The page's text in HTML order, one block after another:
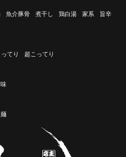
魚介豚骨 煮干し 鶏白湯 家系
旨辛
てり 超こってり